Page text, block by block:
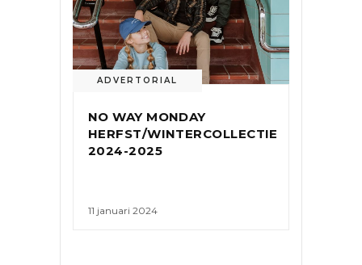
ADVERTORIAL
NO WAY MONDAY
HERFST/WINTERCOLLECTIE
2024-2025
11 januari 2024